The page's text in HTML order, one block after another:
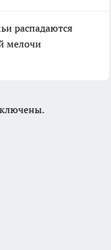
распадаются
мелочи